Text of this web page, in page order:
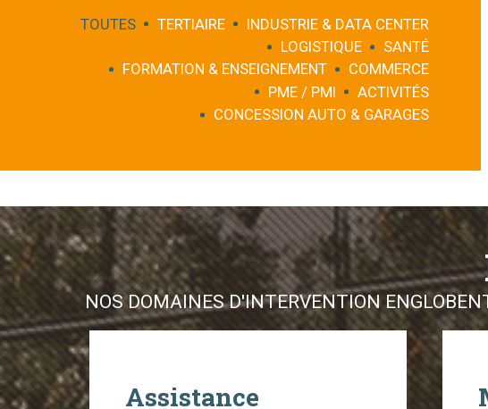
TOUTES TERTIAIRE
INDUSTRIE & DATA CENTER
LOGISTIQUE
SANTÉ
FORMATION & ENSEIGNEMENT
COMMERCE
PME / PMI
ACTIVITÉS
CONCESSION AUTO & GARAGES
NOS DOMAINES D'INTERVENTION
Assistance